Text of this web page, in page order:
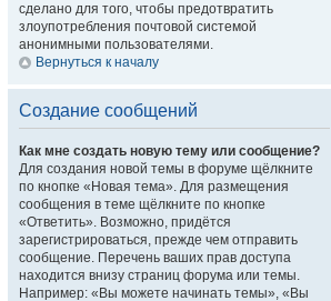
сделано для того, чтобы предотвратить
злоупотребления почтовой системой
анонимными пользователями.
Вернуться к началу
Создание сообщений
Как мне создать новую тему или сообщение?
Для создания новой темы в форуме щёлкните
по кнопке «Новая тема». Для размещения
сообщения в теме щёлкните по кнопке
«Ответить». Возможно, придётся
зарегистрироваться, прежде чем отправить
сообщение. Перечень ваших прав доступа
находится внизу страниц форума или темы.
Например: «Вы можете начинать темы», «Вы